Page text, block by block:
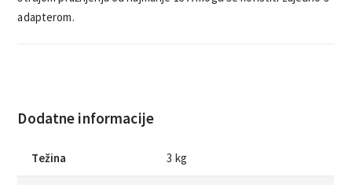
adapterom.
Dodatne informacije
Težina 3 kg